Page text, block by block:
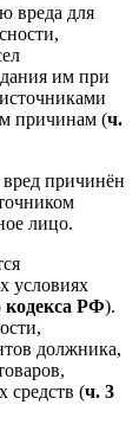
вреда для
им при
причинам (ч.
вред причинён
лицо.
условиях
кодекса РФ).
должника,
средств (ч. 3